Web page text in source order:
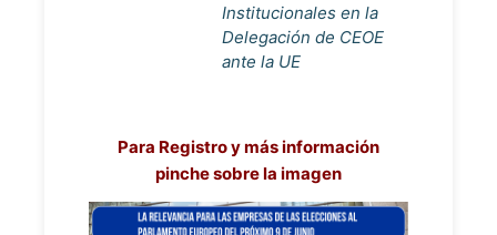
Institucionales en la
Delegación de CEOE
ante la UE
Para Registro y más información
pinche sobre la imagen